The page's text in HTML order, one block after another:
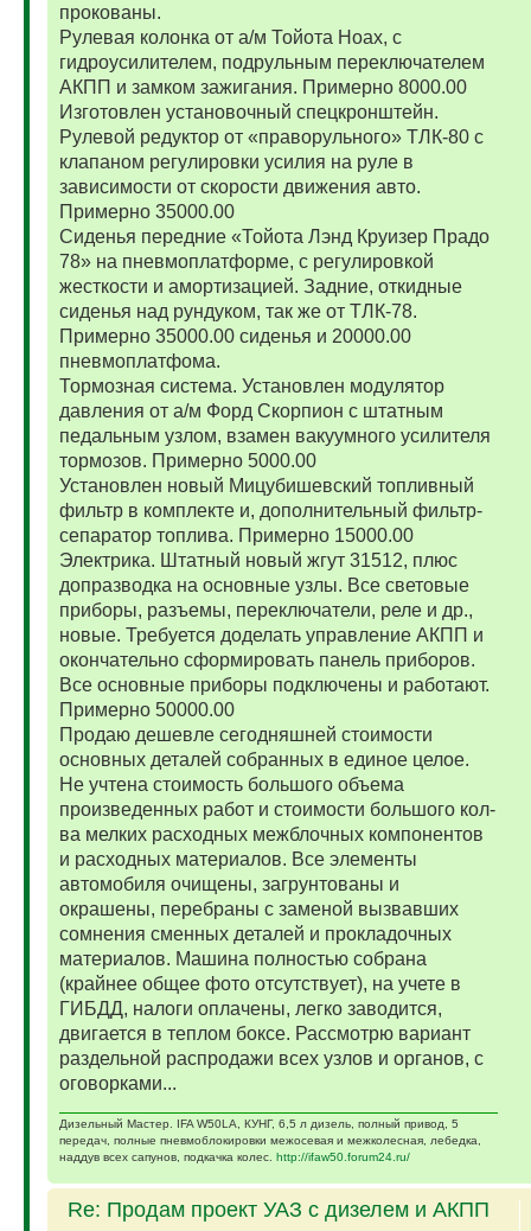
прокованы.
Рулевая колонка от а/м Тойота Ноах, с
гидроусилителем, подрульным переключателем
АКПП и замком зажигания. Примерно 8000.00
Изготовлен установочный спецкронштейн.
Рулевой редуктор от «праворульного» ТЛК-80 с
клапаном регулировки усилия на руле в
зависимости от скорости движения авто.
Примерно 35000.00
Сиденья передние «Тойота Лэнд Круизер Прадо
78» на пневмоплатформе, с регулировкой
жесткости и амортизацией. Задние, откидные
сиденья над рундуком, так же от ТЛК-78.
Примерно 35000.00 сиденья и 20000.00
пневмоплатфома.
Тормозная система. Установлен модулятор
давления от а/м Форд Скорпион с штатным
педальным узлом, взамен вакуумного усилителя
тормозов. Примерно 5000.00
Установлен новый Мицубишевский топливный
фильтр в комплекте и, дополнительный фильтр-
сепаратор топлива. Примерно 15000.00
Электрика. Штатный новый жгут 31512, плюс
допразводка на основные узлы. Все световые
приборы, разъемы, переключатели, реле и др.,
новые. Требуется доделать управление АКПП и
окончательно сформировать панель приборов.
Все основные приборы подключены и работают.
Примерно 50000.00
Продаю дешевле сегодняшней стоимости
основных деталей собранных в единое целое.
Не учтена стоимость большого объема
произведенных работ и стоимости большого кол-
ва мелких расходных межблочных компонентов
и расходных материалов. Все элементы
автомобиля очищены, загрунтованы и
окрашены, перебраны с заменой вызвавших
сомнения сменных деталей и прокладочных
материалов. Машина полностью собрана
(крайнее общее фото отсутствует), на учете в
ГИБДД, налоги оплачены, легко заводится,
двигается в теплом боксе. Рассмотрю вариант
раздельной распродажи всех узлов и органов, с
оговорками...
Дизельный Мастер. IFA W50LA, КУНГ, 6,5 л дизель, полный привод, 5
передач, полные пневмоблокировки межосевая и межколесная, лебедка,
наддув всех сапунов, подкачка колес. http://ifaw50.forum24.ru/
Re: Продам проект УАЗ с дизелем и АКПП